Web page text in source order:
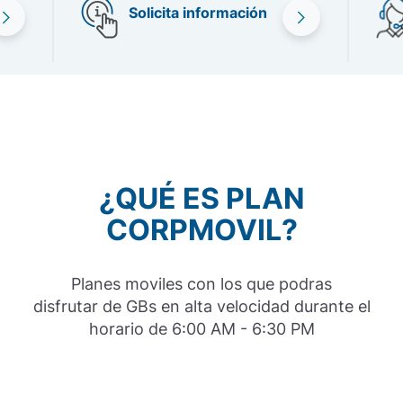
Planes M2M M-Suite
Operaciones DigitalesFirma DigitalRepositorio
Solicita información
¿QUÉ ES PLAN
CORPMOVIL?
Planes moviles con los que podras
disfrutar de GBs en alta velocidad durante el
horario de 6:00 AM - 6:30 PM